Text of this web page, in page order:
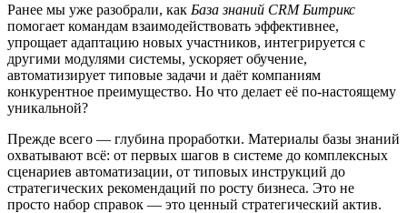
Ранее мы уже разобрали, как База знаний CRM Битрикс
помогает командам взаимодействовать эффективнее,
упрощает адаптацию новых участников, интегрируется с
другими модулями системы, ускоряет обучение,
автоматизирует типовые задачи и даёт компаниям
конкурентное преимущество. Но что делает её по-настоящему
уникальной?
Прежде всего — глубина проработки. Материалы базы знаний
охватывают всё: от первых шагов в системе до комплексных
сценариев автоматизации, от типовых инструкций до
стратегических рекомендаций по росту бизнеса. Это не
просто набор справок — это ценный стратегический актив.